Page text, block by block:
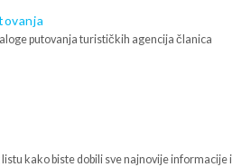
putovanja turističkih agencija članica
kako biste dobili sve najnovije informacije i